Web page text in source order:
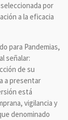
por
a la eficacia
para Pandemias,
señalar:
de su
a presentar
está
vigilancia y
denominado